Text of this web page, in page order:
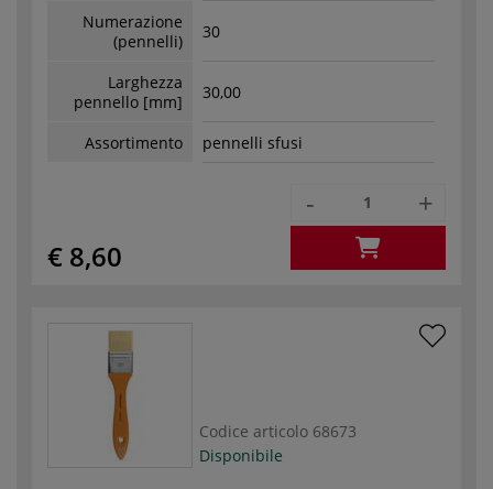
Numerazione
(pennelli)
30
Larghezza
pennello [mm]
30,00
Assortimento pennelli sfusi
€ 8,60
- +
Codice articolo 68673
Disponibile